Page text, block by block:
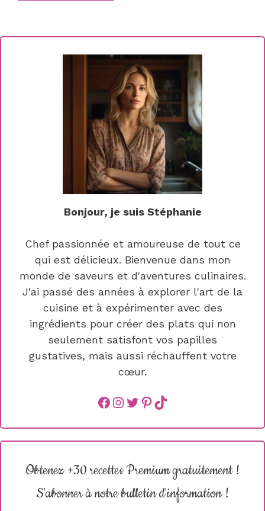
Bonjour, je suis Stéphanie
Chef passionnée et amoureuse de tout ce
qui est délicieux. Bienvenue dans mon
monde de saveurs et d'aventures culinaires.
J'ai passé des années à explorer l'art de la
cuisine et à expérimenter avec des
ingrédients pour créer des plats qui non
seulement satisfont vos papilles
gustatives, mais aussi réchauffent votre
cœur.
Facebook
instagram
Twitter
Pinterest
TikTok
Obtenez +30 recettes Premium gratuitement !
S'abonner à notre bulletin d'information !